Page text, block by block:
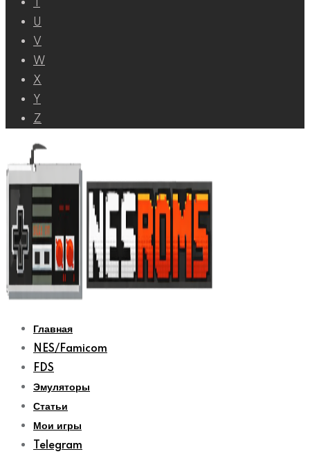
U
V
W
X
Y
Z
Главная
NES/Famicom
FDS
Эмуляторы
Статьи
Мои игры
Telegram